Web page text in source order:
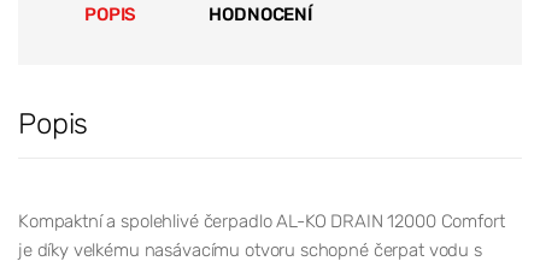
POPIS HODNOCENÍ
Popis
Kompaktní a spolehlivé čerpadlo AL-KO DRAIN 12000 Comfort
je díky velkému nasávacímu otvoru schopné čerpat vodu s